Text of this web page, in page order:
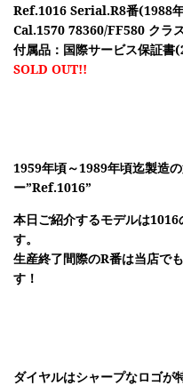
Ref.1016 Serial.R8番(1988
Cal.1570 78360/FF580 クラ
付属品：国際サービス保証書
SOLD OUT!!
1959年頃～1989年頃迄製造
ー”Ref.1016”
本日ご紹介するモデルは
す。
生産終了間際のR番は当店で
す！
ダイヤルはシャープなロゴが